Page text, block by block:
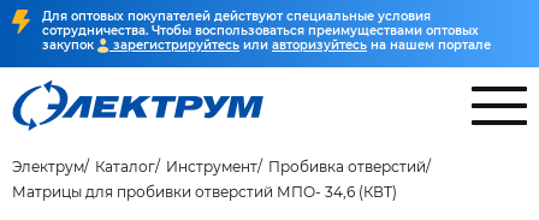
Для оптовых покупателей действуют специальные условия
сотрудничества. Чтобы воспользоваться преимуществами оптовых
закупок
зарегистрируйтесь или авторизуйтесь на нашем портале
Электрум Каталог Инструмент
Пробивка отверстий
Матрицы для пробивки отверстий МПО- 34,6 (КВТ)